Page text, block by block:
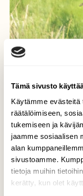
Tämä sivusto
Käytämme
räätälöimiseen,
tukemiseen ja
jaamme sosiaalisen
alan
sivustoamme.
tietoja muihin
kerätty, kun olet